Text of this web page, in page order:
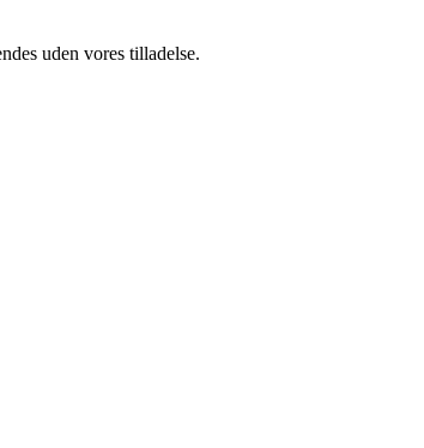
uden vores tilladelse.